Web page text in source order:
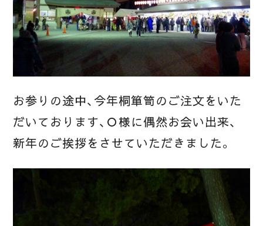
お参りの途中、今年桐箪笥のご注文をいた
だいております、Ｏ様に偶然お会い出来、
新年のご挨拶をさせていただきました。